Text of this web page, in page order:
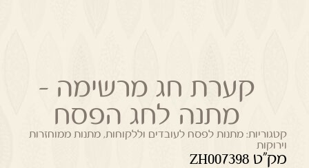
קערת חג מרשימה –
מתנה לחג הפסח
קטגוריות: מתנות לפסח לעובדים וללקוחות,מתנות ממוחזרות
וירוקות
מק"ט ZH007398